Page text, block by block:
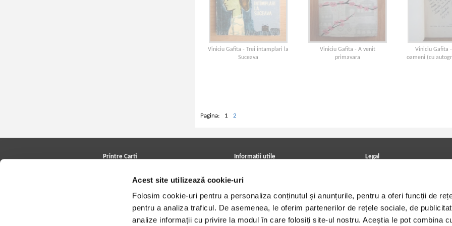
Acest site utilizează cookie-uri
Folosim cookie-uri pentru a personaliza conținutul și anunțurile, pentru a oferi funcții de
pentru a analiza traficul. De asemenea, le oferim partenerilor de rețele sociale, de
analize informații cu privire la modul în care folosiți site-ul nostru. Aceștia le pot combina
Viniciu Gafita - Trei intamplari la
Suceava
Viniciu Gafita - A venit
primavara
Viniciu Gafita
oameni (cu
Pagina: 1 2
Printre Carti
Cele mai căutate cărți
Blog Printre Carti
Informatii utile
Achizitii viniluri, casete, CD/DVD
Cum cumpar?
Politica de livrare
Retur comenzi
Angajari - Cariere
Legal
Termeni si conditii
Utilizare cookie-uri